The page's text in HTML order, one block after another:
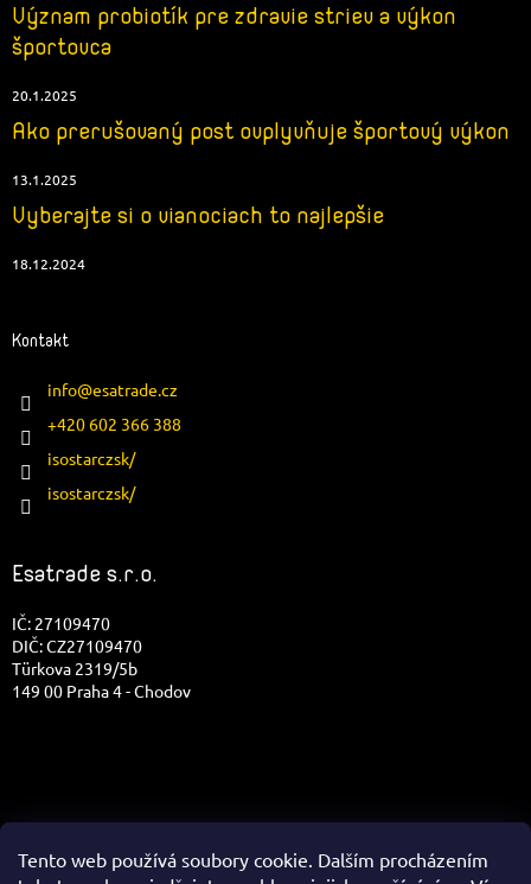
Tento web používá soubory cookie. Dalším procházením
Význam probiotík pre zdravie striev a výkon
športovca
20.1.2025
Ako prerušovaný post ovplyvňuje športový výkon
13.1.2025
Vyberajte si o vianociach to najlepšie
18.12.2024
Kontakt
info@esatrade.cz
+420 602 366 388
isostarczsk/
isostarczsk/
Esatrade s.r.o.
IČ: 27109470
DIČ: CZ27109470
Türkova 2319/5b
149 00 Praha 4 - Chodov